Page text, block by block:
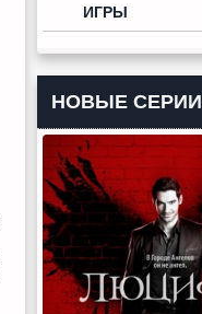
ИГРЫ
НОВЫЕ СЕРИИ